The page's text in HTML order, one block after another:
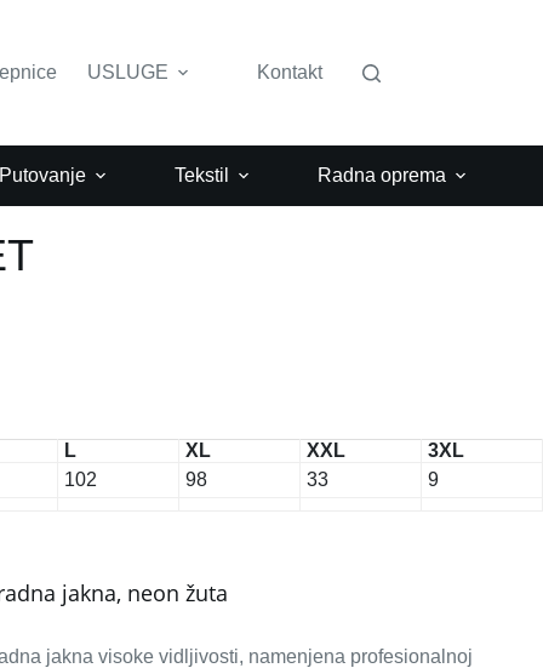
USLUGE Kontakt
Tekstil Radna oprema
L XL XXL
3XL
102 98 33 9
jakna, neon žuta
jakna visoke vidljivosti, namenjena profesionalnoj